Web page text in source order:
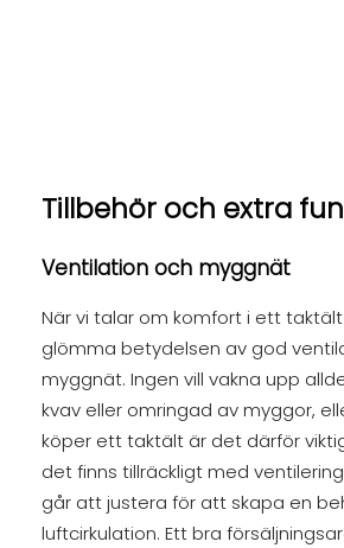
Tillbehör och extra
Ventilation och myggnät
När vi talar om komfort i ett
glömma betydelsen av god
myggnät. Ingen vill vakna upp
kvav eller omringad av myggor,
köper ett taktält är det därför
det finns tillräckligt med
går att justera för att skapa en
luftcirkulation. Ett bra